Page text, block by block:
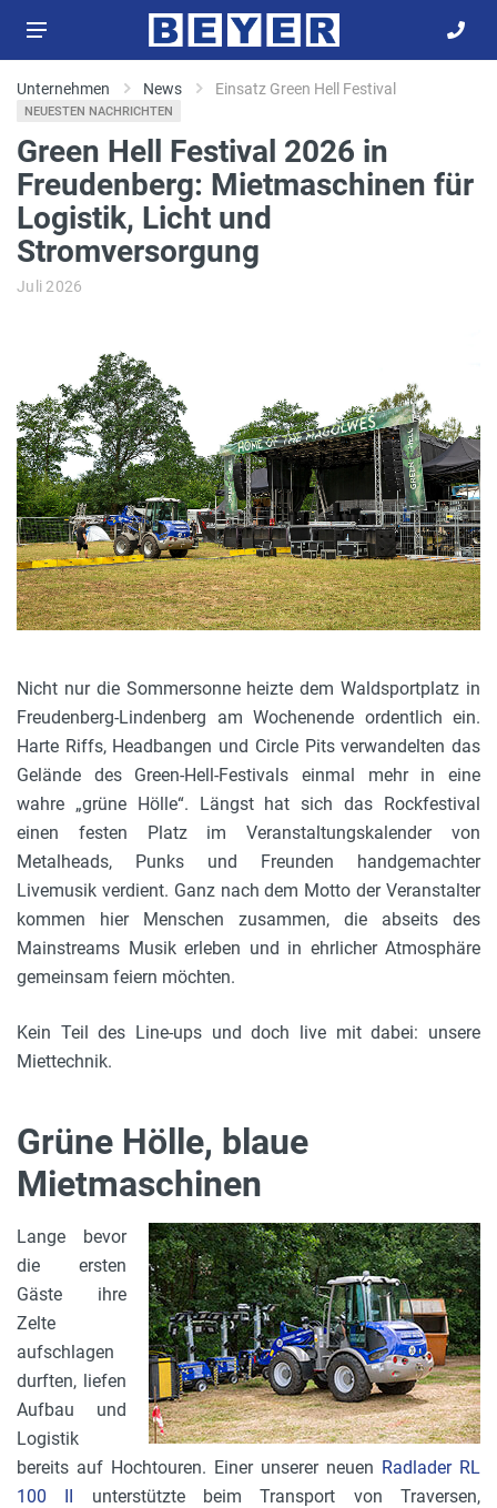
Unternehmen News Einsatz Green Hell Festival
NEUESTEN NACHRICHTEN
Green Hell Festival 2026 in
Freudenberg: Mietmaschinen für
Logistik, Licht und
Stromversorgung
Juli 2026
Nicht nur die Sommersonne heizte dem Waldsportplatz in
Freudenberg-Lindenberg am Wochenende ordentlich ein.
Harte Riffs, Headbangen und Circle Pits verwandelten das
Gelände des Green-Hell-Festivals einmal mehr in eine
wahre „grüne Hölle“. Längst hat sich das Rockfestival
einen festen Platz im Veranstaltungskalender von
Metalheads, Punks und Freunden handgemachter
Livemusik verdient. Ganz nach dem Motto der Veranstalter
kommen hier Menschen zusammen, die abseits des
Mainstreams Musik erleben und in ehrlicher Atmosphäre
gemeinsam feiern möchten.
Kein Teil des Line-ups und doch live mit dabei: unsere
Miettechnik.
Grüne Hölle, blaue
Mietmaschinen
Lange bevor
die ersten
Gäste ihre
Zelte
aufschlagen
durften, liefen
Aufbau und
Logistik
bereits auf Hochtouren. Einer unserer neuen Radlader RL
100 II unterstützte beim Transport von Traversen,